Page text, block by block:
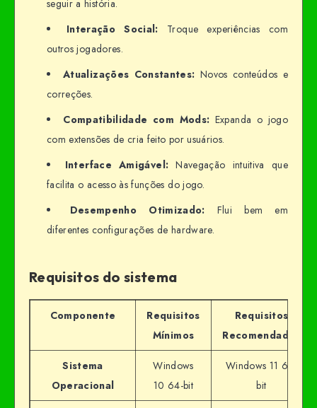
seguir a história.
Interação Social: Troque experiências com
outros jogadores.
Atualizações Constantes: Novos conteúdos e
correções.
Compatibilidade com Mods: Expanda o jogo
com extensões de cria feito por usuários.
Interface Amigável: Navegação intuitiva que
facilita o acesso às funções do jogo.
Desempenho Otimizado: Flui bem em
diferentes configurações de hardware.
Requisitos do sistema
Componente
Requisitos
Mínimos
Requisitos
Recomendados
Sistema
Operacional
Windows
10 64-bit
Windows 11 64-
bit